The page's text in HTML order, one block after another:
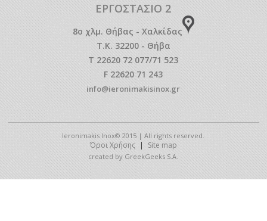
ΕΡΓΟΣΤΑΣΙΟ 2
8o χλμ. Θήβας - Χαλκίδας
Τ.Κ. 32200 - Θήβα
T 22620 72 077/71 523
F 22620 71 243
info@ieronimakisinox.gr
Ieronimakis Inox© 2015 | All rights reserved.
Όροι Χρήσης | Site map
created by GreekGeeks S.A.